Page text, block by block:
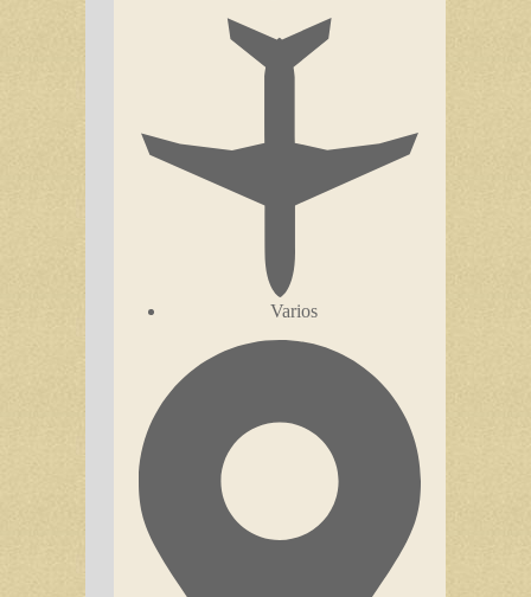
Varios